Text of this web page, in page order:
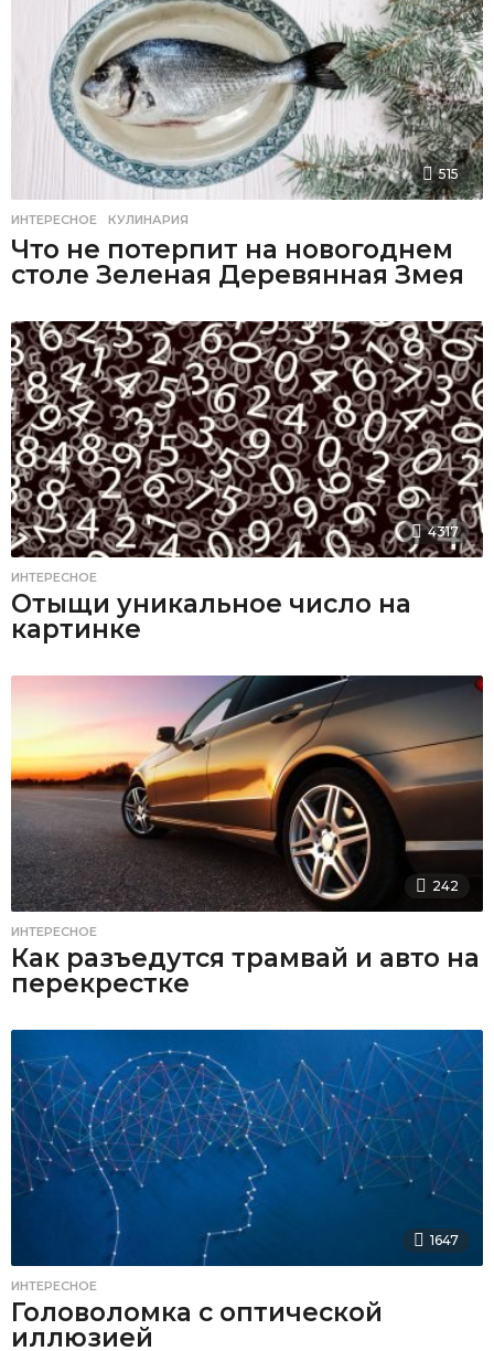
515
ИНТЕРЕСНОЕ ,КУЛИНАРИЯ
Что не потерпит на новогоднем
столе Зеленая Деревянная Змея
4317
ИНТЕРЕСНОЕ
Отыщи уникальное число на
картинке
242
ИНТЕРЕСНОЕ
Как разъедутся трамвай и авто на
перекрестке
1647
ИНТЕРЕСНОЕ
Головоломка с оптической
иллюзией